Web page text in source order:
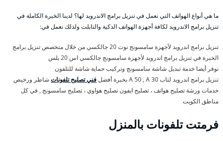
ما هي أنواع الهواتف التي نعمل في تنزيل برامج الاندرويد لها؟ لدينا الخبرة الكاملة في
تنزيل برامج الاندرويد لكافة أجهزة الهواتف الذكية والتابلت ولذلك نعمل في:
تنزيل برامج اندرويد لأجهزة سامسونج نوت 20 جالكسي من خلال متخصص تنزيل برامج
الخبرة في تنزيل برامج اندرويد لأجهزة سامسونج جالكسي اس 20 بلس
نوفر أيضا خدمة تبديل شاشة سامسونج وتركيب حماية شاشة للتلفون
تنزيل برامج اندرويد لتاب A 50 , A 30 بخبرة أفضل
فني تصليح تلفونات شاطر ورخيص
خدمات ورشة تصليح هواتف ، تصليح ايفون تصليح هواوي ، تصليح سامسونج , في كل
مناطق الكويت
فرمتت تلفونات بالمنزل